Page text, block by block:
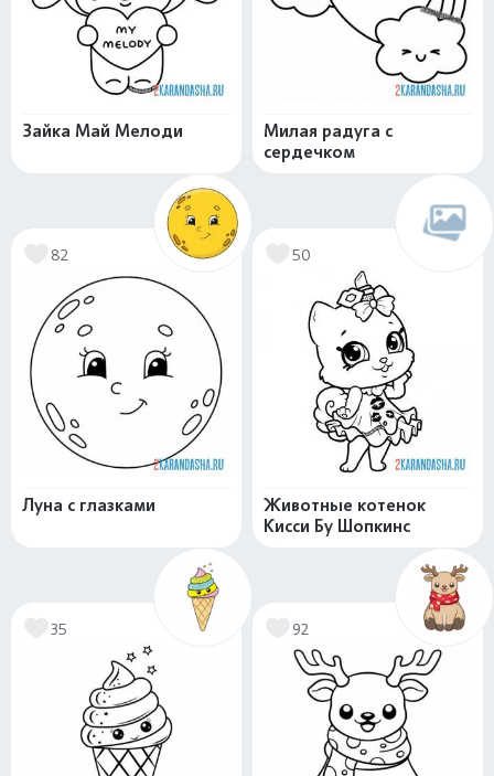
Зайка Май Мелоди
Милая радуга с
сердечком
82
Луна с глазками
50
Животные котенок
Кисси Бу Шопкинс
35 92